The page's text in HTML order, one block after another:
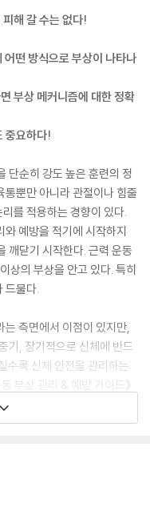
해 갈 수는 없다!
떤 방식으로 부상이 나타나
부상 메커니즘에 대한 정확
중요하다!
단순히 강도 높은 훈련의 정
뿐만 아니라 관절이나 힘줄
를 적용하는 경향이 있다.
와 예방을 적기에 시작하지
깨닫기 시작한다. 근력 운동
상의 부상을 안고 있다. 특히
드물다.
는 측면에서 이점이 있지만,
기, 장기적으로 신체에 반드
수록 신체 안전을 관리하는
부상 관리 & 예방 가이드》
과정을 구체적으로 살펴보
하는 방법을 제시한다. 수많
게 많은 도움이 될 것이다.